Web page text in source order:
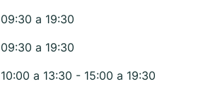
09:30 a 19:30
09:30 a 19:30
10:00 a 13:30 - 15:00 a 19:30